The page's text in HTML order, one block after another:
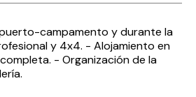
campamento y durante la
y 4x4. - Alojamiento en
- Organización de la